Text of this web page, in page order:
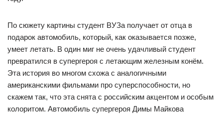
По сюжету картины студент ВУЗа получает от отца в
подарок автомобиль, который, как оказывается позже,
умеет летать. В один миг не очень удачливый студент
превратился в супергероя с летающим железным конём.
Эта история во многом схожа с аналогичными
американскими фильмами про суперспособности, но
скажем так, что эта снята с российским акцентом и особым
колоритом. Автомобиль супергероя Димы Майкова